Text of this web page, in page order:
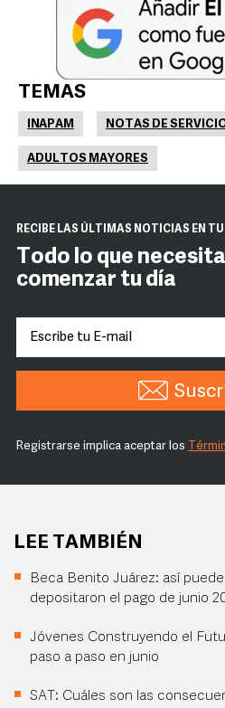
TEMAS
INAPAM NOTAS DE
ADULTOS MAYORES
RECIBE LAS ÚLTIMAS NOTICIAS EN
Todo lo que
comenzar tu día
Registrarse implica aceptar los
LEE TAMBIÉN
Beca Benito Juárez: así
depositaron el pago de junio
Jóvenes Construyendo el
paso a paso en junio
SAT: Cuáles son las